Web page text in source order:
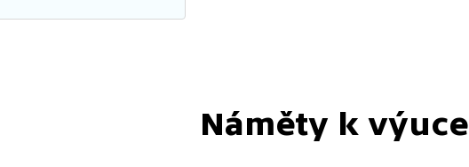
Náměty k výuce